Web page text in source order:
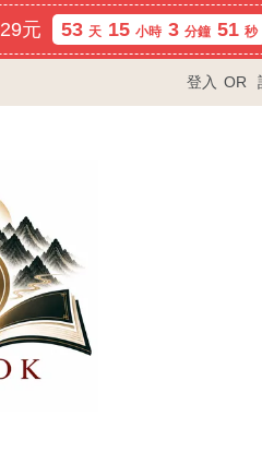
元 53 天 15 小時 3 分鐘 50 秒
登入 OR